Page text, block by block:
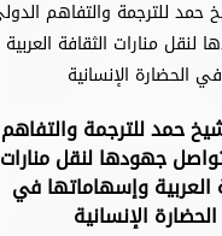
حمد للترجمة والتفاهم
جهودها لنقل منارات
العربية وإسهاماتها في
الحضارة الإنسانية